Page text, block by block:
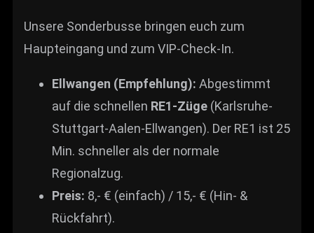
Unsere Sonderbusse bringen euch zum
Haupteingang und zum VIP-Check-In.
Ellwangen (Empfehlung): Abgestimmt
auf die schnellen RE1-Züge (Karlsruhe-
Stuttgart-Aalen-Ellwangen). Der RE1 ist 25
Min. schneller als der normale
Regionalzug.
Preis: 8,- € (einfach) / 15,- € (Hin- &
Rückfahrt).